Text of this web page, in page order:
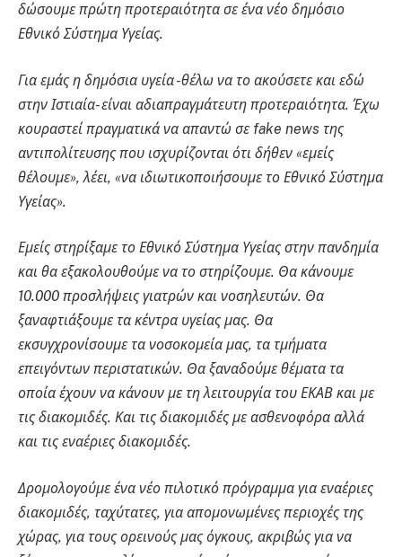
δώσουμε πρώτη προτεραιότητα σε ένα νέο δημόσιο
Εθνικό Σύστημα Υγείας.
Για εμάς η δημόσια υγεία -θέλω να το ακούσετε και εδώ
στην Ιστιαία- είναι αδιαπραγμάτευτη προτεραιότητα. Έχω
κουραστεί πραγματικά να απαντώ σε fake news της
αντιπολίτευσης που ισχυρίζονται ότι δήθεν «εμείς
θέλουμε», λέει, «να ιδιωτικοποιήσουμε το Εθνικό Σύστημα
Υγείας».
Εμείς στηρίξαμε το Εθνικό Σύστημα Υγείας στην πανδημία
και θα εξακολουθούμε να το στηρίζουμε. Θα κάνουμε
10.000 προσλήψεις γιατρών και νοσηλευτών. Θα
ξαναφτιάξουμε τα κέντρα υγείας μας. Θα
εκσυγχρονίσουμε τα νοσοκομεία μας, τα τμήματα
επειγόντων περιστατικών. Θα ξαναδούμε θέματα τα
οποία έχουν να κάνουν με τη λειτουργία του ΕΚΑΒ και με
τις διακομιδές. Και τις διακομιδές με ασθενοφόρα αλλά
και τις εναέριες διακομιδές.
Δρομολογούμε ένα νέο πιλοτικό πρόγραμμα για εναέριες
διακομιδές, ταχύτατες, για απομονωμένες περιοχές της
χώρας, για τους ορεινούς μας όγκους, ακριβώς για να